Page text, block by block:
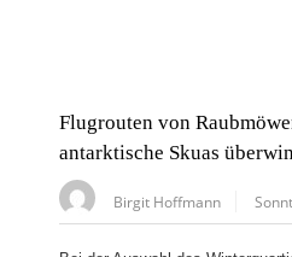
Flugrouten von
antarktische Skuas
Birgit Hoffmann